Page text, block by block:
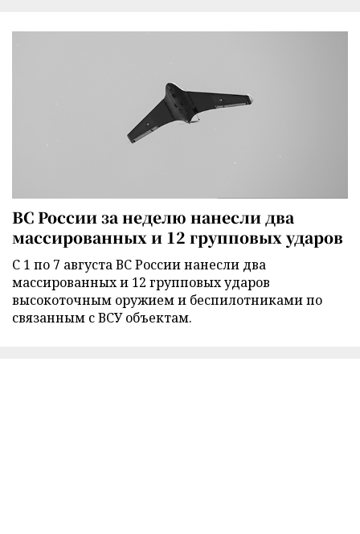
ВС России за неделю нанесли два
массированных и 12 групповых ударов
С 1 по 7 августа ВС России нанесли два
массированных и 12 групповых ударов
высокоточным оружием и беспилотниками по
связанным с ВСУ объектам.